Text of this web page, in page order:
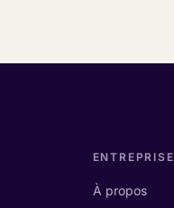
ENTREPRISE
À propos